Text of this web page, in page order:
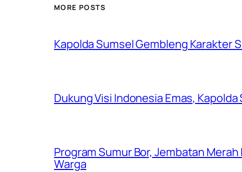
MORE POSTS
Kapolda Sumsel Gembleng Karakter
Dukung Visi Indonesia Emas,
Program Sumur Bor, Jembatan
Warga